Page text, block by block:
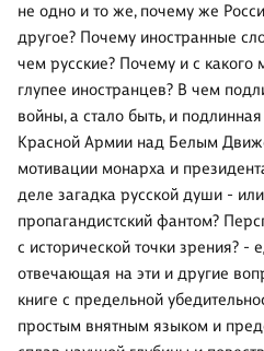
не одно и то же, почему же
другое? Почему иностранные
чем русские? Почему и с
глупее иностранцев? В чем
войны, а стало быть, и
Красной Армии над Белым
мотивации монарха и
деле загадка русской души -
пропагандистский фантом?
с исторической точки зрения? -
отвечающая на эти и другие
книге с предельной
простым внятным языком и